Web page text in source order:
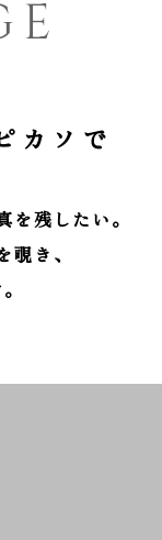
カソで
を残したい。
き、